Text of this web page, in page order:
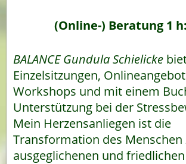
(Online-) Beratung 1
BALANCE Gundula Schielicke
Einzelsitzungen,
Workshops und mit einem
Unterstützung bei der
Mein Herzensanliegen ist die
Transformation des Menschen
ausgeglichenen und